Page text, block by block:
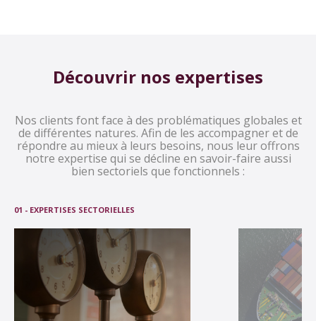
Découvrir nos expertises
Nos clients font face à des problématiques globales et
de différentes natures. Afin de les accompagner et de
répondre au mieux à leurs besoins, nous leur offrons
notre expertise qui se décline en savoir-faire aussi
bien sectoriels que fonctionnels :
01 - EXPERTISES SECTORIELLES